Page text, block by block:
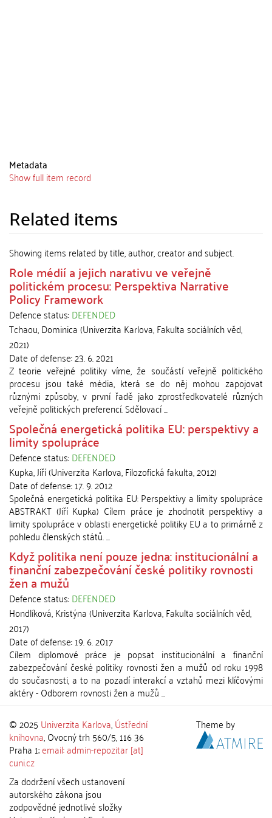
Metadata
Show full item record
Related items
Showing items related by title, author, creator and subject.
Role médií a jejich narativu ve veřejně
politickém procesu: Perspektiva Narrative
Policy Framework
Defence status:DEFENDED
Tchaou, Dominica(Univerzita Karlova, Fakulta sociálních věd,
2021)
Date of defense:23. 6. 2021
Z teorie veřejné politiky víme, že součástí veřejně politického
procesu jsou také média, která se do něj mohou zapojovat
různými způsoby, v první řadě jako zprostředkovatelé různých
veřejně politických preferencí. Sdělovací ...
Společná energetická politika EU: perspektivy a
limity spolupráce
Defence status:DEFENDED
Kupka, Jiří(Univerzita Karlova, Filozofická fakulta,2012)
Date of defense:17. 9. 2012
Společná energetická politika EU: Perspektivy a limity spolupráce
ABSTRAKT (Jiří Kupka) Cílem práce je zhodnotit perspektivy a
limity spolupráce v oblasti energetické politiky EU a to primárně z
pohledu členských států. ...
Když politika není pouze jedna: institucionální a
finanční zabezpečování české politiky rovnosti
žen a mužů
Defence status:DEFENDED
Hondlíková, Kristýna(Univerzita Karlova, Fakulta sociálních věd,
2017)
Date of defense:19. 6. 2017
Cílem diplomové práce je popsat institucionální a finanční
zabezpečování české politiky rovnosti žen a mužů od roku 1998
do současnosti, a to na pozadí interakcí a vztahů mezi klíčovými
aktéry - Odborem rovnosti žen a mužů ...
© 2025 Univerzita Karlova,Ústřední
knihovna, Ovocný trh 560/5, 116 36
Praha 1;email: admin-repozitar [at]
cuni.cz
Za dodržení všech ustanovení
autorského zákona jsou
zodpovědné jednotlivé složky
Theme by